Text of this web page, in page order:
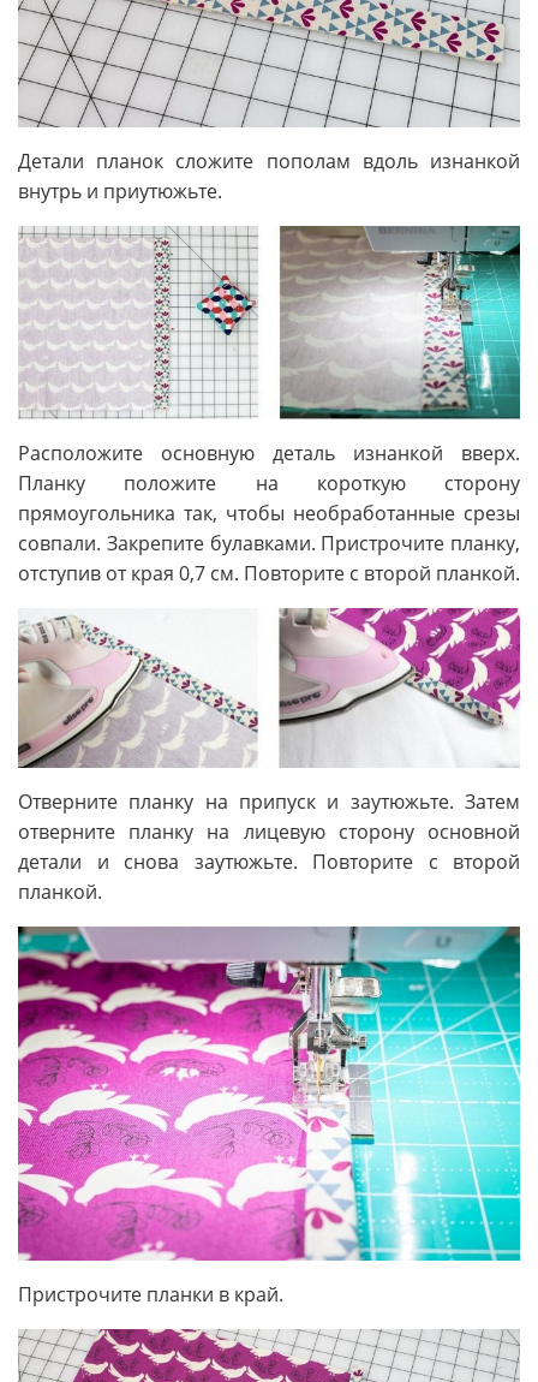
Детали планок сложите пополам вдоль изнанкой
внутрь и приутюжьте.
Расположите основную деталь изнанкой вверх.
Планку положите на короткую сторону
прямоугольника так, чтобы необработанные срезы
совпали. Закрепите булавками. Пристрочите планку,
отступив от края 0,7 см. Повторите с второй планкой.
Отверните планку на припуск и заутюжьте. Затем
отверните планку на лицевую сторону основной
детали и снова заутюжьте. Повторите с второй
планкой.
Пристрочите планки в край.